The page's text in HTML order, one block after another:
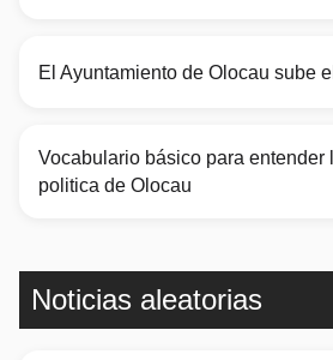
El Ayuntamiento de Olocau sube
Vocabulario básico para entender
politica de Olocau
Noticias aleatorias